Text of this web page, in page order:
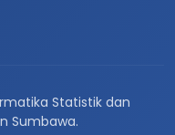
Statistik dan
Sumbawa.